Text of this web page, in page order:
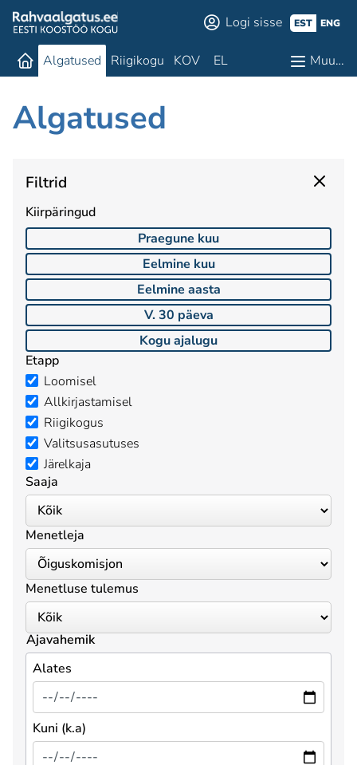
Logi sisse EST ENG
Algatused Riigikogu KOV EL Muu…
Algatused
Filtrid
Kiirpäringud
Praegune kuu
Eelmine kuu
Eelmine aasta
V. 30 päeva
Kogu ajalugu
Etapp
Loomisel
Allkirjastamisel
Riigikogus
Valitsusasutuses
Järelkaja
Saaja
Menetleja
Menetluse tulemus
Ajavahemik
Alates
Kuni (k.a)